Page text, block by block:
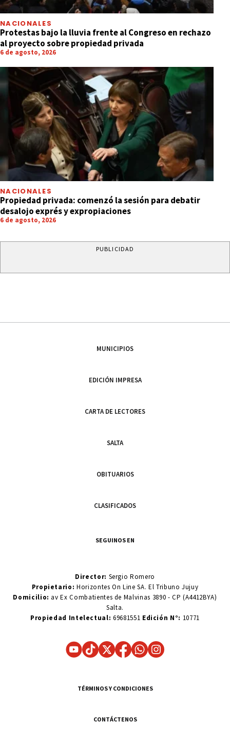
NACIONALES
Protestas bajo la lluvia frente al Congreso en rechazo
al proyecto sobre propiedad privada
6 de agosto, 2026
NACIONALES
Propiedad privada: comenzó la sesión para debatir
desalojo exprés y expropiaciones
6 de agosto, 2026
PUBLICIDAD
MUNICIPIOS
EDICIÓN IMPRESA
CARTA DE LECTORES
SALTA
OBITUARIOS
CLASIFICADOS
SEGUINOS EN
Director: Sergio Romero
Propietario:Horizontes On Line SA. El Tribuno Jujuy
Domicilio: av Ex Combatientes de Malvinas 3890 - CP (A4412BYA)
Salta.
Propiedad Intelectual: 69681551 Edición N°: 10771
TÉRMINOS Y CONDICIONES
CONTÁCTENOS